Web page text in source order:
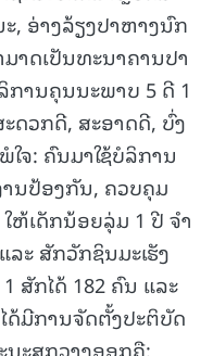
, ອ່າງລ້ຽງປາຫາງນົກ
າດເປັນທະນາຄານປາ
ການຄຸນນະພາບ 5 ດີ 1
ດວກດີ, ສະອາດດີ, ບົ່ງ
ໃຈ: ຄົນມາໃຊ້ບໍລິການ
ານປ້ອງກັນ, ຄວບຄຸມ
ເດັກນ້ອຍລຸ່ມ 1 ປີ ຈໍາ
ະ ສັກວັກຊິນມະເຮັງ
ສັກໄດ້ 182 ຄົນ ແລະ
ດ້ມີການຈັດຕັ້ງປະຕິບັດ
ນະສຸກວາງອອກຄື: